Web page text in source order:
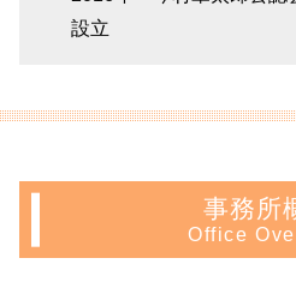
設立
事務所
Office